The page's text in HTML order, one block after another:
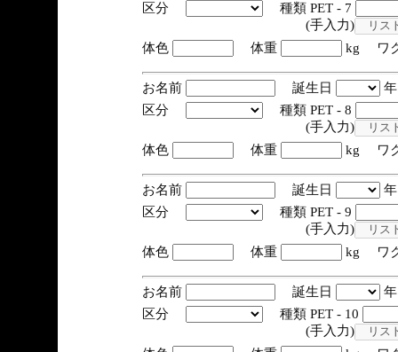
区分
種類 PET - 7
(手入力)
体色
体重 kg ワ
お名前 誕生日
区分
種類 PET - 8
(手入力)
体色
体重 kg ワ
お名前 誕生日
区分
種類 PET - 9
(手入力)
体色
体重 kg ワ
お名前 誕生日
区分
種類 PET - 10
(手入力)